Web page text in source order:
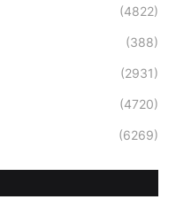
(4822)
(388)
(2931)
(4720)
(6269)